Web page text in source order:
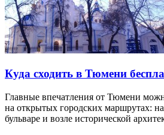
Куда сходить в Тюмени
Главные впечатления от Тюмени
на открытых городских маршрутах:
бульваре и возле исторической